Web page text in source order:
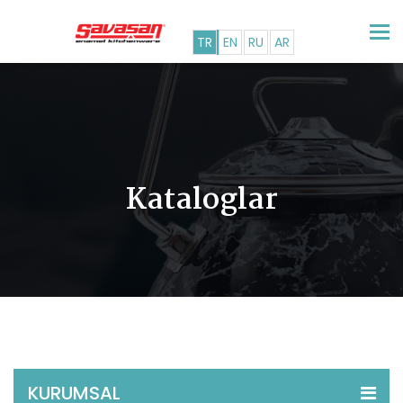
TR EN RU AR
Kataloglar
KURUMSAL